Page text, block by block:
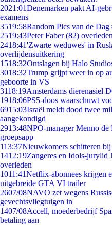
2021:01Denemarken pakt AI-
examens
3519:58Random Pics van de Dag
2519:43Peter Faber (82) overleden
2418:41'Zwarte weduwes' in
overlijdensuitkering
1518:32Ontslagen bij Halo
3018:32Trump grijpt weer in op
geboorte in VS
3118:19Amsterdams dierenasiel
1918:06PS5-doos waarschuwt
6915:03Israël meldt dood twee
aangekondigd
2913:48NPO-manager Menno de
groepsapp
113:37Nieuwkomers schitteren
1412:19Zangeres en Idols-jurylid
overleden
1011:41Netflix-abonnees krijgen
uitgebreide GTA VI trailer
2607/08NAVO zet wegens
gevechtsvliegtuigen in
1407/08Accell, moederbedrijf
betaling aan